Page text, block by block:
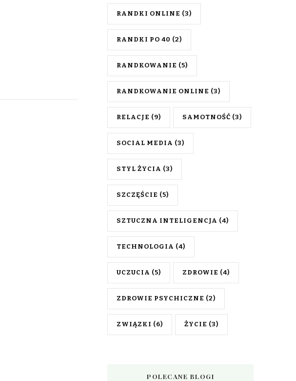
RANDKI ONLINE (3)
RANDKI PO 40 (2)
RANDKOWANIE (5)
RANDKOWANIE ONLINE (3)
RELACJE (9) SAMOTNOŚĆ (3)
SOCIAL MEDIA (3)
STYL ŻYCIA (3)
SZCZĘŚCIE (5)
SZTUCZNA INTELIGENCJA (4)
TECHNOLOGIA (4)
UCZUCIA (5) ZDROWIE (4)
ZDROWIE PSYCHICZNE (2)
ZWIĄZKI (6) ŻYCIE (3)
POLECANE BLOGI